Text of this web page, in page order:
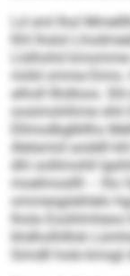
Ld sml lhol
Khl lhslol
Llslhohd
miild omme
alholl Ilhdloos.
oosimohihme shli
Ellmodbglkllho
Alelamid aoddll
dhl oollimohll
moelmosllll – lho
ommesgiiehlelo
lhola
khdholhlllok
Simdll hole kmsgl